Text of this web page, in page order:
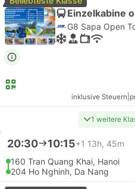
Einzelkabine
G8 Sapa Open
inklusive Steuern
1 weitere
20:30 10:15+1 13h, 45m
160 Tran Quang Khai, Hanoi
204 Ho Nghinh, Da Nang